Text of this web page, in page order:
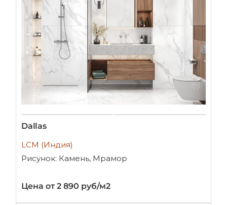
Dallas
LCM (Индия)
Рисунок: Камень, Мрамор
Цена от 2 890 руб/м2